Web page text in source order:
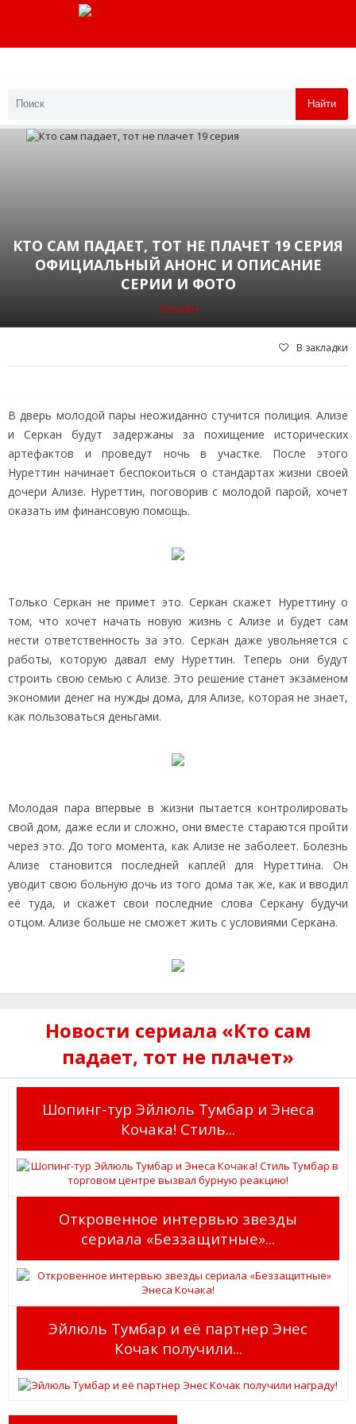
Найти
КТО САМ ПАДАЕТ, ТОТ НЕ ПЛАЧЕТ 19 СЕРИЯ
ОФИЦИАЛЬНЫЙ АНОНС И ОПИСАНИЕ
СЕРИИ И ФОТО
Онлайн
В закладки
В дверь молодой пары неожиданно стучится полиция. Ализе
и Серкан будут задержаны за похищение исторических
артефактов и проведут ночь в участке. После этого
Нуреттин начинает беспокоиться о стандартах жизни своей
дочери Ализе. Нуреттин, поговорив с молодой парой, хочет
оказать им финансовую помощь.
Только Серкан не примет это. Серкан скажет Нуреттину о
том, что хочет начать новую жизнь с Ализе и будет сам
нести ответственность за это. Серкан даже увольняется с
работы, которую давал ему Нуреттин. Теперь они будут
строить свою семью с Ализе. Это решение станет экзаменом
экономии денег на нужды дома, для Ализе, которая не знает,
как пользоваться деньгами.
Молодая пара впервые в жизни пытается контролировать
свой дом, даже если и сложно, они вместе стараются пройти
через это. До того момента, как Ализе не заболеет. Болезнь
Ализе становится последней каплей для Нуреттина. Он
уводит свою больную дочь из того дома так же, как и вводил
её туда, и скажет свои последние слова Серкану будучи
отцом. Ализе больше не сможет жить с условиями Серкана.
Новости сериала «Кто сам
падает, тот не плачет»
Шопинг-тур Эйлюль Тумбар и Энеса
Кочака! Стиль...
Откровенное интервью звезды
сериала «Беззащитные»...
Эйлюль Тумбар и её партнер Энес
Кочак получили...